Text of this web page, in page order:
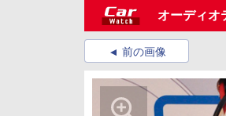
オーディオ
前の画像